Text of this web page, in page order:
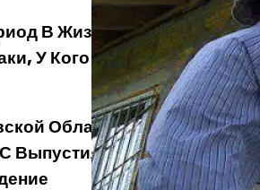
В Жизни: Астролог
У Кого Появится Много
Области Ожидается
Выпустило Экстренное